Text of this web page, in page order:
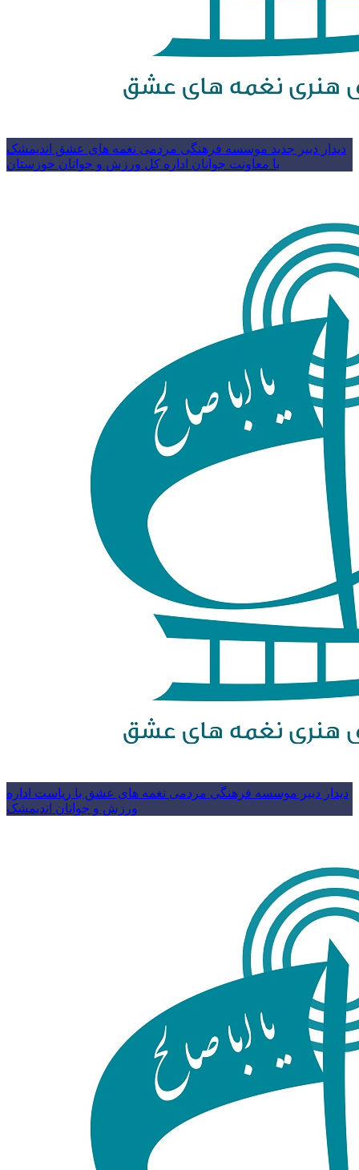
دیدار دبیر جدید موسسه فرهنگی مردمی نغمه های عشق اندیمشک
با معاونت جوانان اداره کل ورزش و جوانان خوزستان
دیدار دبیر موسسه فرهنگی مردمی نغمه های عشق با ریاست اداره
ورزش و جوانان اندیمشک